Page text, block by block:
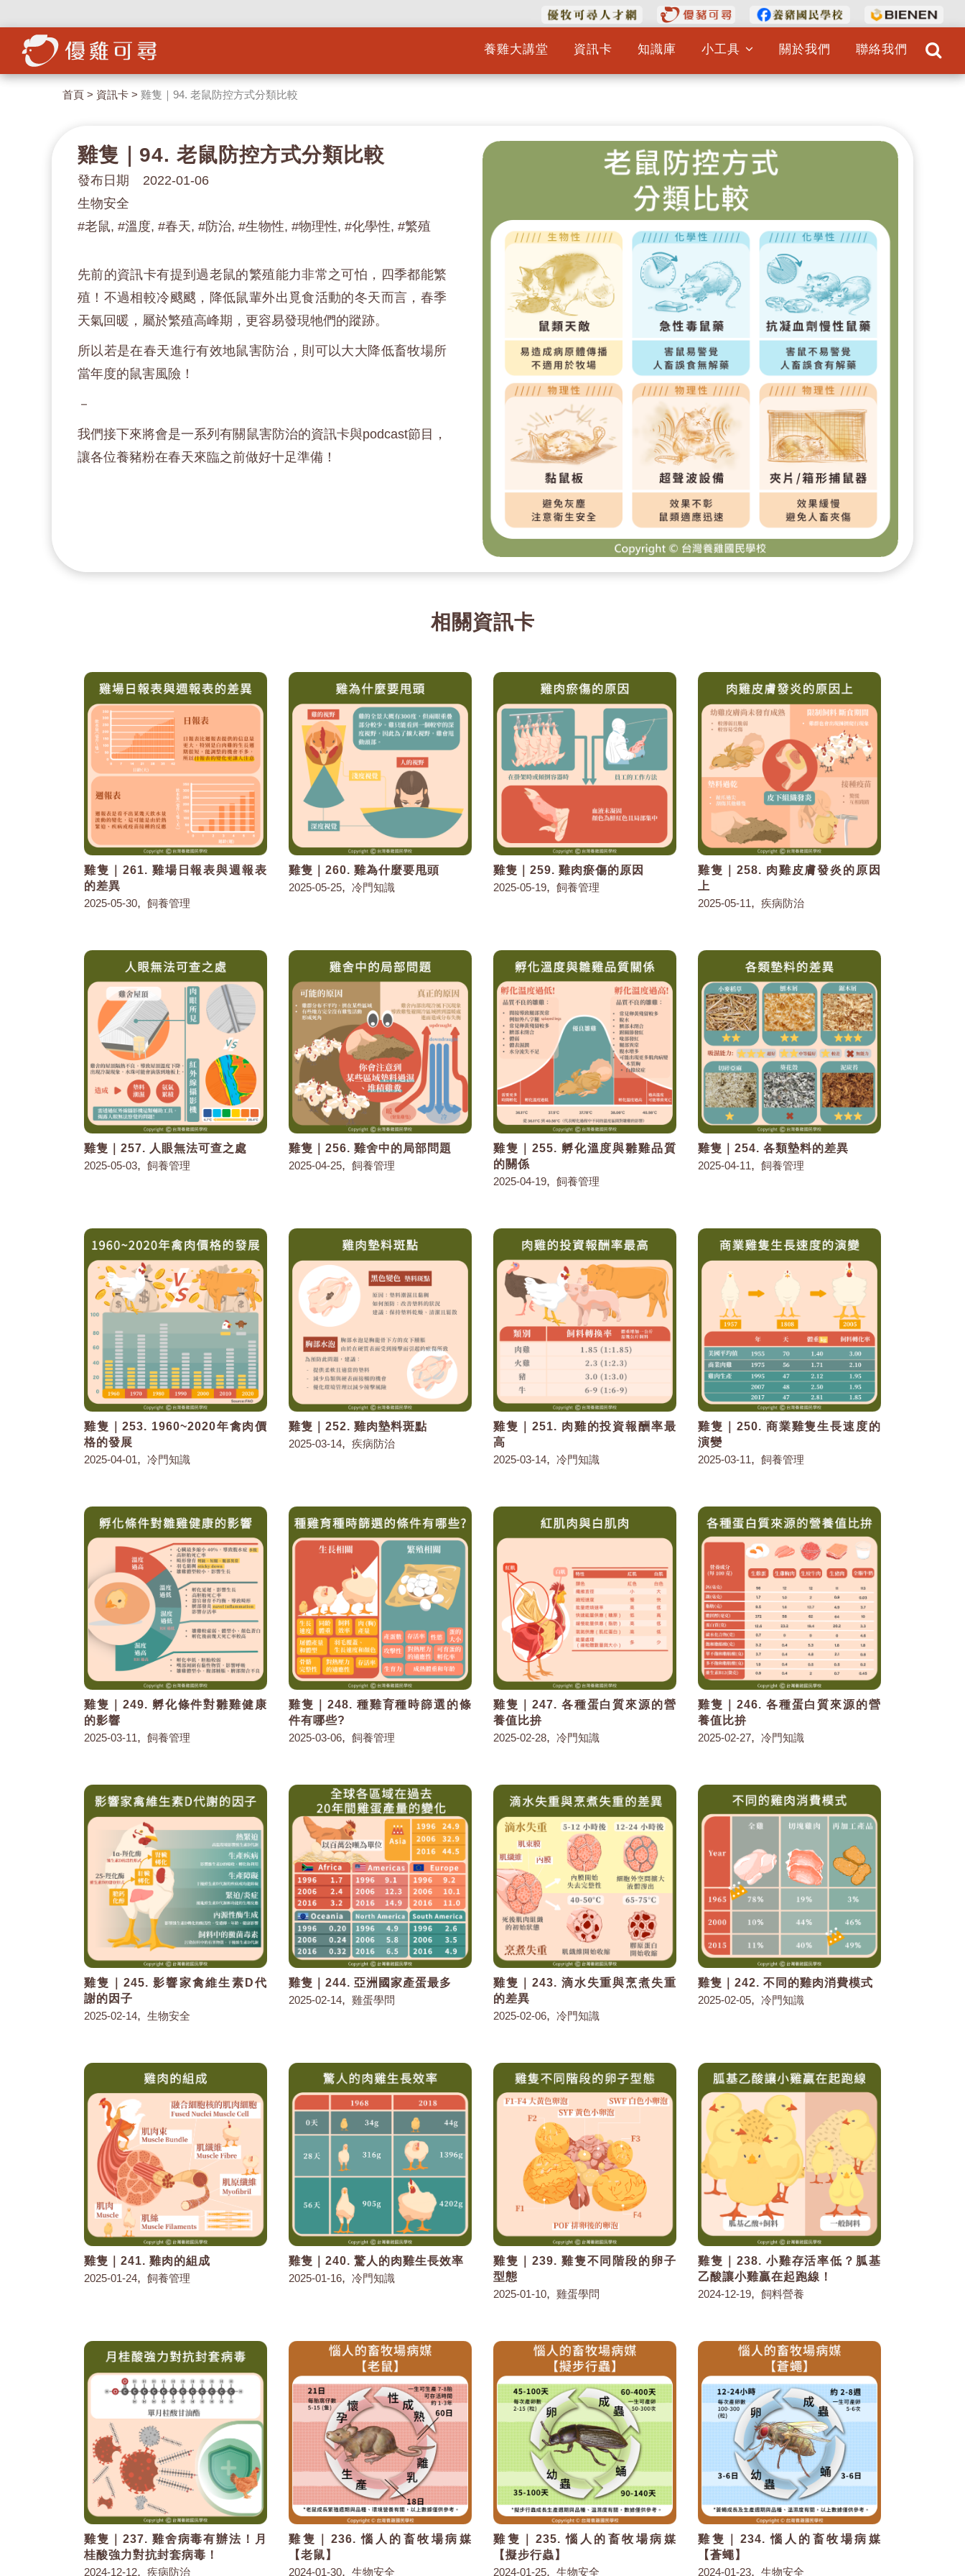
養雞大講堂 資訊卡 知識庫 小工具 關於我們 聯絡我們
首頁 > 資訊卡 > 雞隻｜94. 老鼠防控方式分類比較
雞隻｜94. 老鼠防控方式分類比較
發布日期 2022-01-06
生物安全
#老鼠, #溫度, #春天, #防治, #生物性, #物理性, #化學性, #繁殖
先前的資訊卡有提到過老鼠的繁殖能力非常之可怕，四季都能繁
殖！不過相較冷颼颼，降低鼠輩外出覓食活動的冬天而言，春季
天氣回暖，屬於繁殖高峰期，更容易發現牠們的蹤跡。
所以若是在春天進行有效地鼠害防治，則可以大大降低畜牧場所
當年度的鼠害風險！
－
我們接下來將會是一系列有關鼠害防治的資訊卡與podcast節目，
讓各位養豬粉在春天來臨之前做好十足準備！
相關資訊卡
雞隻｜261. 雞場日報表與週報表
的差異
2025-05-30, 飼養管理
雞隻｜260. 雞為什麼要甩頭
2025-05-25, 冷門知識
雞隻｜259. 雞肉瘀傷的原因
2025-05-19, 飼養管理
雞隻｜258. 肉雞皮膚發炎的原因
上
2025-05-11, 疾病防治
雞隻｜257. 人眼無法可查之處
2025-05-03, 飼養管理
雞隻｜256. 雞舍中的局部問題
2025-04-25, 飼養管理
雞隻｜255. 孵化溫度與雛雞品質
的關係
2025-04-19, 飼養管理
雞隻｜254. 各類墊料的差異
2025-04-11, 飼養管理
雞隻｜253. 1960~2020年禽肉價
格的發展
2025-04-01, 冷門知識
雞隻｜252. 雞肉墊料斑點
2025-03-14, 疾病防治
雞隻｜251. 肉雞的投資報酬率最
高
2025-03-14, 冷門知識
雞隻｜250. 商業雞隻生長速度的
演變
2025-03-11, 飼養管理
雞隻｜249. 孵化條件對雛雞健康
的影響
2025-03-11, 飼養管理
雞隻｜248. 種雞育種時篩選的條
件有哪些?
2025-03-06, 飼養管理
雞隻｜247. 各種蛋白質來源的營
養值比拚
2025-02-28, 冷門知識
雞隻｜246. 各種蛋白質來源的營
養值比拚
2025-02-27, 冷門知識
雞隻｜245. 影響家禽維生素D代
謝的因子
2025-02-14, 生物安全
雞隻｜244. 亞洲國家產蛋最多
2025-02-14, 雞蛋學問
雞隻｜243. 滴水失重與烹煮失重
的差異
2025-02-06, 冷門知識
雞隻｜242. 不同的雞肉消費模式
2025-02-05, 冷門知識
雞隻｜241. 雞肉的組成
2025-01-24, 飼養管理
雞隻｜240. 驚人的肉雞生長效率
2025-01-16, 冷門知識
雞隻｜239. 雞隻不同階段的卵子
型態
2025-01-10, 雞蛋學問
雞隻｜238. 小雞存活率低？胍基
乙酸讓小雞贏在起跑線！
2024-12-19, 飼料營養
雞隻｜237. 雞舍病毒有辦法！月
桂酸強力對抗封套病毒！
2024-12-12, 疾病防治
雞隻｜236. 惱人的畜牧場病媒
【老鼠】
2024-01-30, 生物安全
雞隻｜235. 惱人的畜牧場病媒
【擬步行蟲】
2024-01-25, 生物安全
雞隻｜234. 惱人的畜牧場病媒
【蒼蠅】
2024-01-23, 生物安全